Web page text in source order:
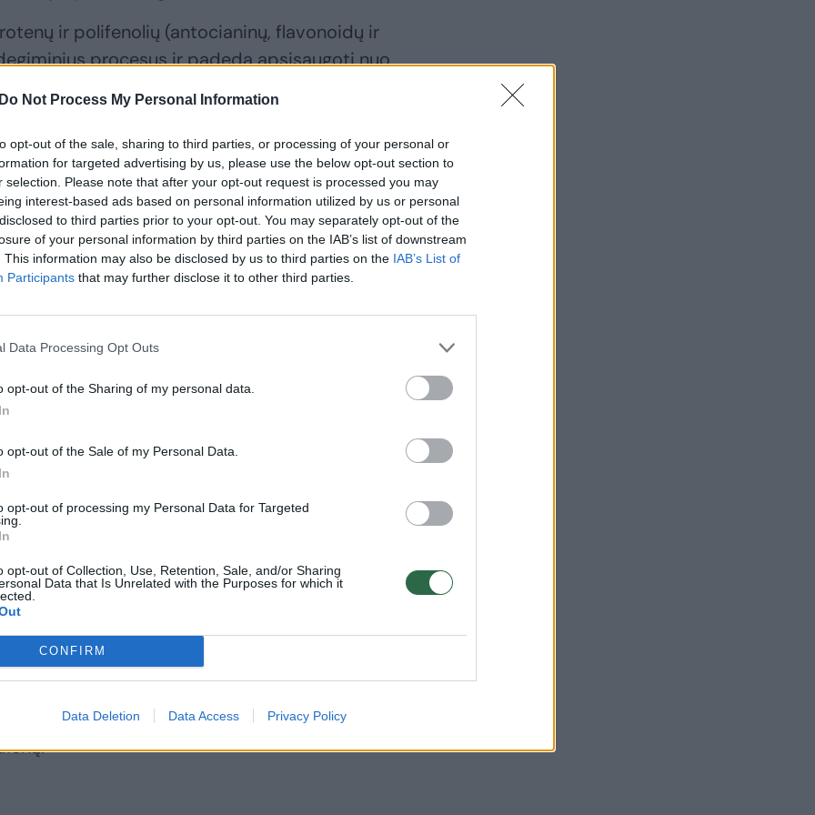
Do Not Process My Personal Information
opt-out of the sale, sharing to third parties, or processing of your personal or
for targeted advertising by us, please use the below opt-out section to
selection. Please note that after your opt-out request is processed you may
interest-based ads based on personal information utilized by us or personal
to third parties prior to your opt-out. You may separately opt-out of the
of your personal information by third parties on the IAB’s list of downstream
This information may also be disclosed by us to third parties on the IAB’s List of
Participants that may further disclose it to other third parties.
Data Processing Opt Outs
opt-out of the Sharing of my personal data.
opt-out of the Sale of my Personal Data.
opt-out of processing my Personal Data for Targeted
opt-out of Collection, Use, Retention, Sale, and/or Sharing
Data that Is Unrelated with the Purposes for which it
CONFIRM
Data Deletion Data Access Privacy Policy
ir polifenolių (antocianinų, flavonoidų ir
procesus ir padeda apsisaugoti nuo
bet kokių
vaišių stalą
braškėmis: vasara
Sveikuoliškas
karštą dieną bus
tikra atgaiva
→
miegui. Trešnėse yra melatonino – medžiagos,
pabudimo ciklą.
vienas, galite pasigaminti ir gaivinantį desertą
Vos keli ingredientai, ir turėsite kuo